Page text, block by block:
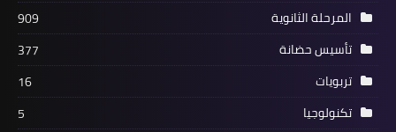
المرحلة الثانوية
909
تأسيس حضانة
377
تربويات
16
تكنولوجيا
5